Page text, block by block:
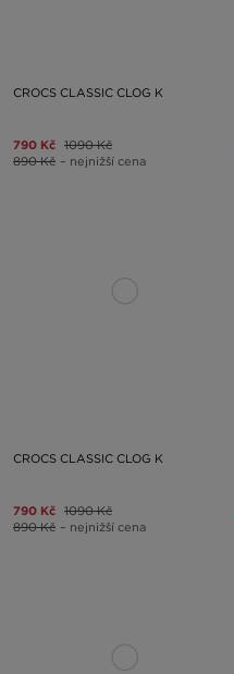
CROCS CLASSIC CLOG K
790 Kč 1090 Kč
890 Kč – nejnižší cena
CROCS CLASSIC CLOG K
790 Kč 1090 Kč
890 Kč – nejnižší cena